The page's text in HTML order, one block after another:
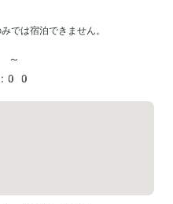
では宿泊できません。